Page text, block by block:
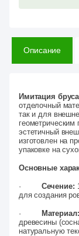
Описание
Имитация
отделочный
так и для
геометрическим
эстетичный
изготовлен на
упаковке на
Основные
· Сечение:
для создания
· Материал:
древесины
натуральную